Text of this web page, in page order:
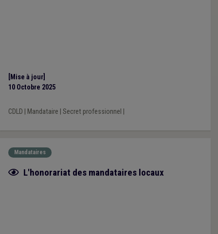
[Mise à jour]
10 Octobre 2025
CDLD Mandataire Secret professionnel
Mandataires
Fiche focus
L'honorariat des mandataires locaux